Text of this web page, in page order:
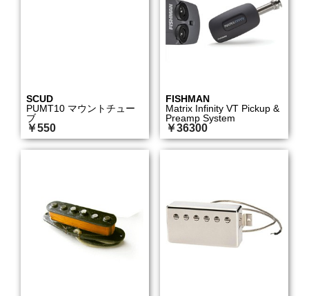
SCUD
PUMT10 マウントチュー
ブ
￥550
FISHMAN
Matrix Infinity VT Pickup &
Preamp System
￥36300